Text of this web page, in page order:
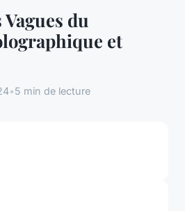
du
et
•5 min de lecture